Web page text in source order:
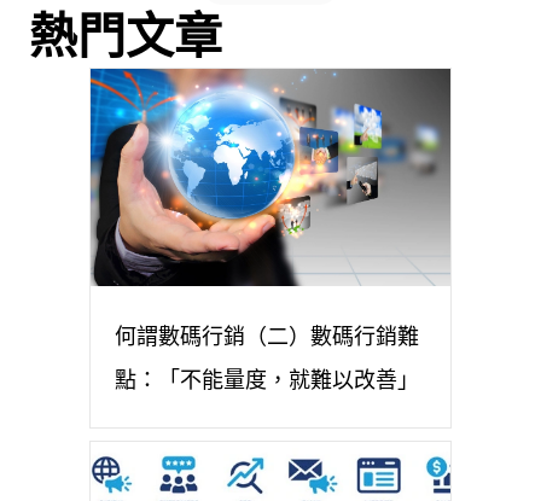
熱門文章
何謂數碼行銷（二）數碼行銷難
點：「不能量度，就難以改善」